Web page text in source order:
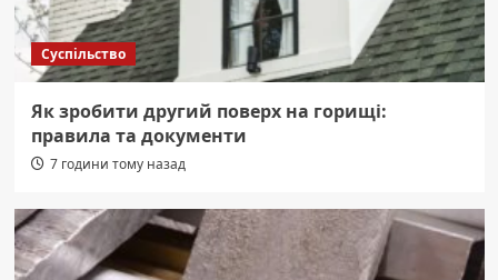
Суспільство
Як зробити другий поверх на горищі:
правила та документи
7 години тому назад